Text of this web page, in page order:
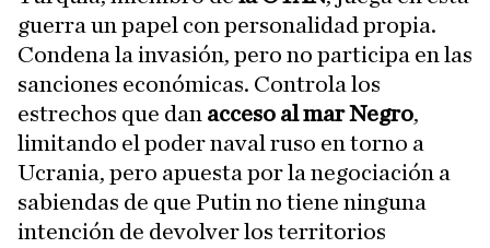
guerra un papel con personalidad propia.
Condena la invasión, pero no participa en las
sanciones económicas. Controla los
estrechos que dan acceso al mar Negro,
limitando el poder naval ruso en torno a
Ucrania, pero apuesta por la negociación a
sabiendas de que Putin no tiene ninguna
intención de devolver los territorios